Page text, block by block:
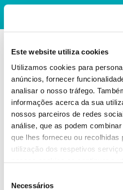
Este website utiliza cookies
Utilizamos cookies para
anúncios, fornecer
analisar o nosso tráfego.
informações acerca da sua
nossos parceiros de redes
análise, que as podem
que lhes forneceu ou recolhidas
utilização dos respetivos
Necessários